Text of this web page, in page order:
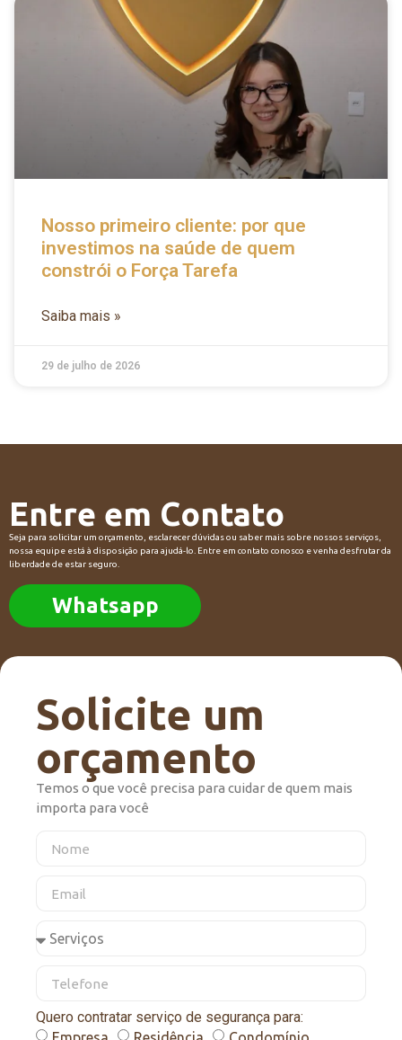
Nosso primeiro cliente: por que
investimos na saúde de quem
constrói o Força Tarefa
Saiba mais »
29 de julho de 2026
Entre em Contato
Seja para solicitar um orçamento, esclarecer dúvidas ou saber mais sobre nossos serviços,
nossa equipe está à disposição para ajudá-lo. Entre em contato conosco e venha desfrutar da
liberdade de estar seguro.
Whatsapp
Solicite um
orçamento
Temos o que você precisa para cuidar de quem mais
importa para você
Quero contratar serviço de segurança para: